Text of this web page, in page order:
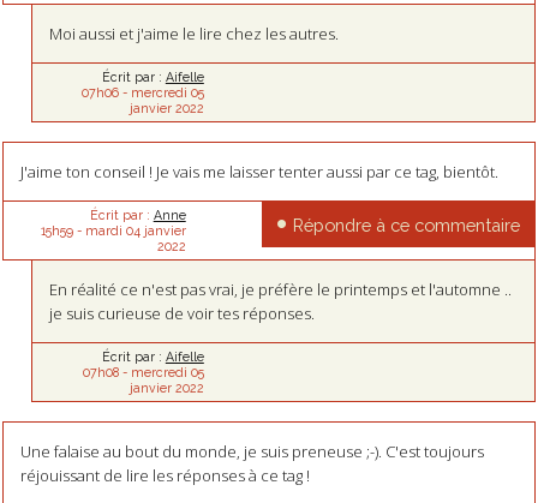
Moi aussi et j'aime le lire chez les autres.
Écrit par : Aifelle
07h06- mercredi 05
janvier 2022
J'aime ton conseil ! Je vais me laisser tenter aussi par ce tag, bientôt.
Écrit par : Anne
15h59- mardi 04 janvier
2022
Répondre à ce commentaire
En réalité ce n'est pas vrai, je préfère le printemps et l'automne ..
je suis curieuse de voir tes réponses.
Écrit par : Aifelle
07h08- mercredi 05
janvier 2022
Une falaise au bout du monde, je suis preneuse ;-). C'est toujours
réjouissant de lire les réponses à ce tag !